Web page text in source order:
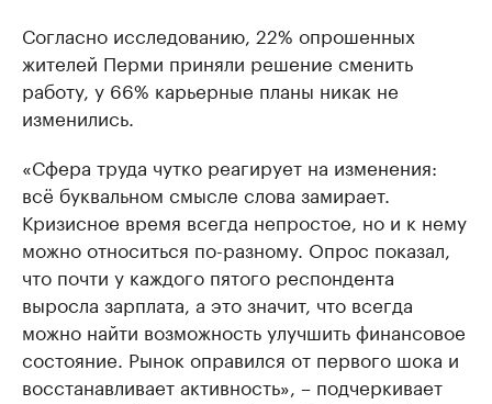
Согласно исследованию, 22% опрошенных
жителей Перми приняли решение сменить
работу, у 66% карьерные планы никак не
изменились.
«Сфера труда чутко реагирует на изменения:
всё буквальном смысле слова замирает.
Кризисное время всегда непростое, но и к нему
можно относиться по-разному. Опрос показал,
что почти у каждого пятого респондента
выросла зарплата, а это значит, что всегда
можно найти возможность улучшить финансовое
состояние. Рынок оправился от первого шока и
восстанавливает активность», – подчеркивает